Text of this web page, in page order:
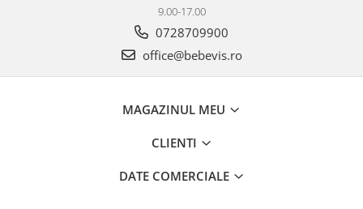
9.00-17.00
0728709900
office@bebevis.ro
MAGAZINUL MEU
CLIENTI
DATE COMERCIALE